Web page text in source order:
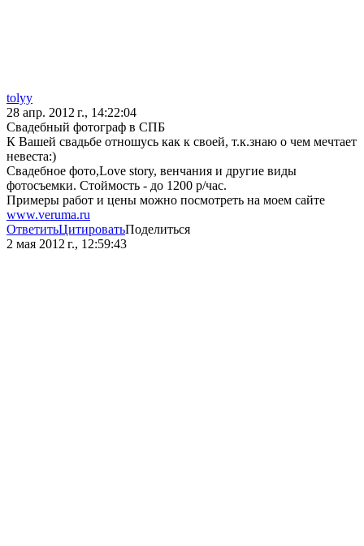
tolyy
28 апр. 2012 г., 14:22:04
Свадебный фотограф в СПБ
К Вашей свадьбе отношусь как к своей, т.к.знаю о чем мечтает
невеста:)
Свадебное фото,Love story, венчания и другие виды
фотосъемки. Стоймость - до 1200 р/час.
Примеры работ и цены можно посмотреть на моем сайте
www.veruma.ru
ОтветитьЦитироватьПоделиться
2 мая 2012 г., 12:59:43